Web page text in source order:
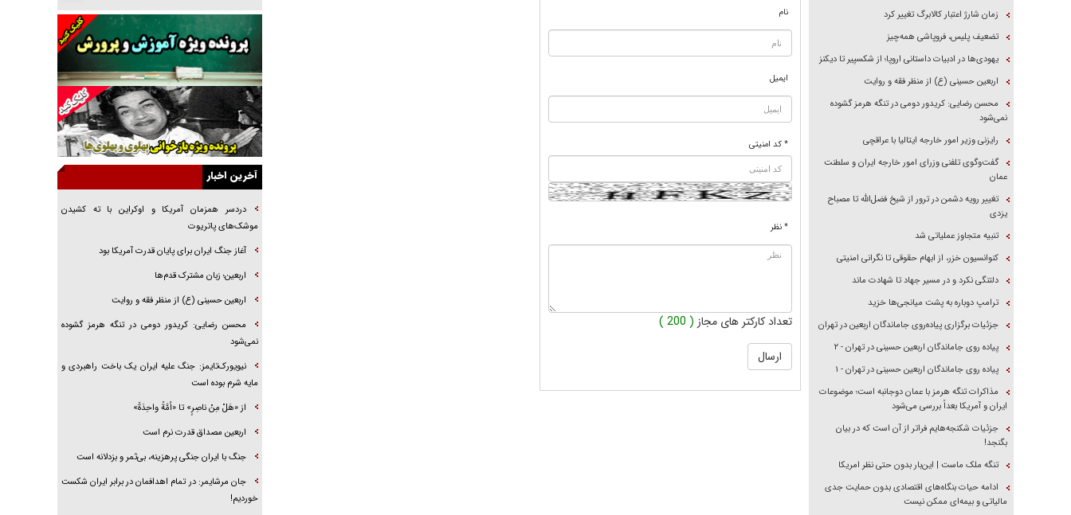
نام
ایمیل
* کد امنیتی
* نظر
تعداد کارکتر های مجاز ( 200 )
زمان شارژ اعتبار کالابرگ تغییر کرد
تضعیف پلیس، فروپاشی همه‌چیز
یهودی‌ها در ادبیات داستانی اروپا؛ از شکسپیر تا دیکنز
اربعین حسینی (ع) از منظر فقه و روایت
محسن رضایی: کریدور دومی در تنگه هرمز گشوده
نمی‌شود
رایزنی وزیر امور خارجه ایتالیا با عراقچی
گفت‌وگوی تلفنی وزرای امور خارجه ایران و سلطنت
عمان
تغییر رویه دشمن در ترور از شیخ فضل‌الله تا مصباح
یزدی
تنبیه متجاوز عملیاتی شد
کنوانسیون خزر، از ابهام حقوقی تا نگرانی امنیتی
دلتنگی نکرد و در مسیر جهاد تا شهادت ماند
ترامپ دوباره به پشت میانجی‌ها خزید
جزئیات برگزاری پیاده‌روی جاماندگان اربعین در تهران
پیاده روی جاماندگان اربعین حسینی در تهران - ۲
پیاده روی جاماندگان اربعین حسینی در تهران - ۱
مذاکرات تنگه هرمز با عمان دوجانبه است؛ موضوعات
ایران و آمریکا بعداً بررسی می‌شود
جزئیات شکنجه‌هایم فراتر از آن است که در بیان
بگنجد!
تنگه ملک ماست | این‌بار بدون حتی نظر امریکا
ادامه حیات بنگاه‌های اقتصادی بدون حمایت جدی
مالیاتی و بیمه‌ای ممکن نیست
خرید قسطی اولش خنده و آخرش گریه است!
فوتبال و آن «بالا»!
راهبرد غافلگیری با نسل جدید پهپاد‌ها
جنجال پزشکان تقلبی در صنعت زیبایی
یهودی‌ها در ادبیات داستانی اروپا؛ از شکسپیر تا
دیکنز
گفت‌وگو با خواهر یکی از شهدای جنگ رمضان/
خواهرم فرمانده جهادی و اهل خدمت بی‌منت بود
بگنجد!
برابر یورش به پاسگاه‌های پلیس
تحلیل ابعاد پیام رهبر انقلاب به حزب‌الله/ مقاومت
آخرین اخبار
دردسر همزمان آمریکا و اوکراین با ته کشیدن
موشک‌های پاتریوت
آغاز جنگ ایران برای پایان قدرت آمریکا بود
اربعین؛ زبان مشترک قدم‌ها
اربعین حسینی (ع) از منظر فقه و روایت
محسن رضایی: کریدور دومی در تنگه هرمز گشوده
نمی‌شود
نیویورک‌تایمز: جنگ علیه ایران یک باخت راهبردی و
مایه شرم بوده است
از «هَلْ مِنْ ناصِرٍ» تا «اُمَّةً واحِدَةً»
اربعین مصداق قدرت نرم است
جنگ با ایران جنگی پرهزینه، بی‌ثمر و بزدلانه است
جان مرشایمر: در تمام اهدافمان در برابر ایران شکست
خوردیم!